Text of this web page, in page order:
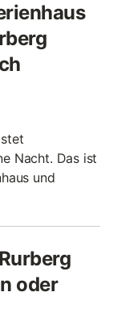
Nacht. Das ist
und
oder